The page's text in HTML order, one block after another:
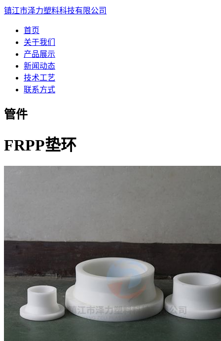
镇江市泽力塑料科技有限公司
首页
关于我们
产品展示
新闻动态
技术工艺
联系方式
管件
FRPP垫环